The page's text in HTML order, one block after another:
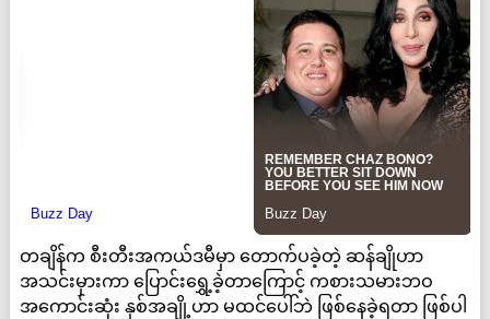
တချိန်က စီးတီးအကယ်ဒမီမှာ တောက်ပခဲ့တဲ့ ဆန်ချိုဟာ
အသင်းမှားကာ ပြောင်းရွှေ့ခဲ့တာကြောင့် ကစားသမားဘဝ
အကောင်းဆုံး နှစ်အချို့ဟာ မထင်ပေါ်ဘဲ ဖြစ်နေခဲ့ရတာ ဖြစ်ပါ